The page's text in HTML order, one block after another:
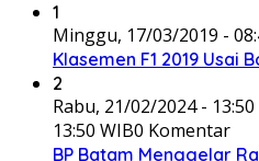
1
Minggu, 17/03/2019 -
Klasemen F1 2019 Usai
2
Rabu, 21/02/2024 - 13:50
13:50 WIB0 Komentar
BP Batam Menggelar